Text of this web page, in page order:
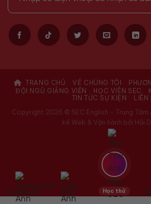
TRANG CHỦ VỀ CHÚNG TÔI
ĐỘI NGŨ GIẢNG VIÊN
HỌC VIÊN SEC
TIN TỨC SỰ KIỆN
LIÊN
Copyright 2026 © SEC English - Trung Tâm
kế Web & Vận hành bởi Hải
Facebook Zalo Học thử